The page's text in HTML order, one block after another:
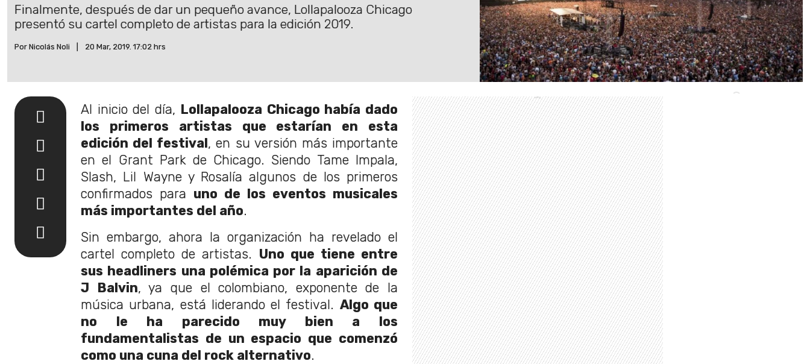
Finalmente, después de dar un pequeño avance, Lollapalooza Chicago
presentó su cartel completo de artistas para la edición 2019.
Por Nicolás Noli 20 Mar, 2019. 17:02 hrs
Al inicio del día, Lollapalooza Chicago había dado
los primeros artistas que estarían en esta
edición del festival , en su versión más importante
en el Grant Park de Chicago. Siendo Tame Impala,
Slash, Lil Wayne y Rosalía algunos de los primeros
confirmados para uno de los eventos musicales
más importantes del año.
Sin embargo, ahora la organización ha revelado el
cartel completo de artistas. Uno que tiene entre
sus headliners una polémica por la aparición de
J Balvin, ya que el colombiano, exponente de la
música urbana, está liderando el festival. Algo que
no le ha parecido muy bien a los
fundamentalistas de un espacio que comenzó
como una cuna del rock alternativo.